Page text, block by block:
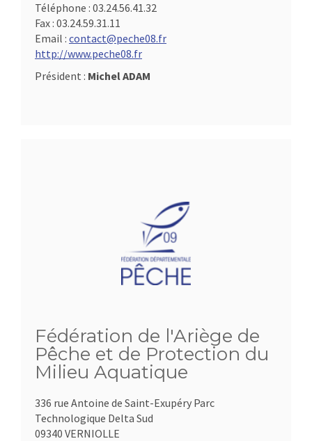
Téléphone : 03.24.56.41.32
Fax : 03.24.59.31.11
Email : contact@peche08.fr
http://www.peche08.fr
Président : Michel ADAM
Fédération de l'Ariège de
Pêche et de Protection du
Milieu Aquatique
336 rue Antoine de Saint-Exupéry Parc
Technologique Delta Sud
09340 VERNIOLLE